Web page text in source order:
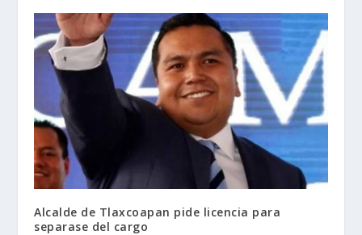
Alcalde de Tlaxcoapan pide licencia para
separase del cargo